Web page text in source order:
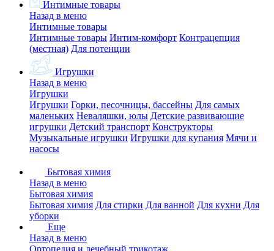
Интимные товары
Назад в меню
Интимные товары
Интимные товары Интим-комфорт Контрацепция
(местная) Для потенции
Игрушки
Назад в меню
Игрушки
Игрушки Горки, песочницы, бассейны Для самых
маленьких Неваляшки, юлы Детские развивающие
игрушки Детский транспорт Конструкторы
Музыкальные игрушки Игрушки для купания Мячи и
насосы
Бытовая химия
Назад в меню
Бытовая химия
Бытовая химия Для стирки Для ванной Для кухни Для
уборки
Еще
Назад в меню
Ортопедия и лечебный трикотаж